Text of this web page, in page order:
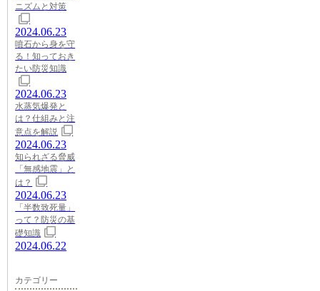
ニズムと対策
2024.06.23
噴石から身を守
る！知っておき
たい防災知識
2024.06.23
水蒸気爆発と
は？仕組みと注
意点を解説
2024.06.23
知られざる脅威
「無感地震」と
は？
2024.06.23
「半数致死量」
って？防災の基
礎知識
2024.06.22
カテゴリー